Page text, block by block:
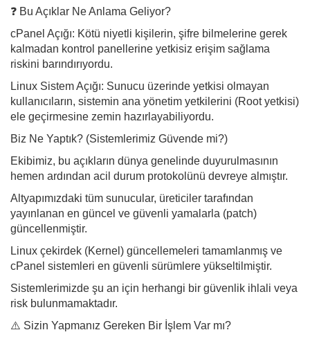
❓ Bu Açıklar Ne Anlama Geliyor?
cPanel Açığı: Kötü niyetli kişilerin, şifre bilmelerine gerek
kalmadan kontrol panellerine yetkisiz erişim sağlama
riskini barındırıyordu.
Linux Sistem Açığı: Sunucu üzerinde yetkisi olmayan
kullanıcıların, sistemin ana yönetim yetkilerini (Root yetkisi)
ele geçirmesine zemin hazırlayabiliyordu.
Biz Ne Yaptık? (Sistemlerimiz Güvende mi?)
Ekibimiz, bu açıkların dünya genelinde duyurulmasının
hemen ardından acil durum protokolünü devreye almıştır.
Altyapımızdaki tüm sunucular, üreticiler tarafından
yayınlanan en güncel ve güvenli yamalarla (patch)
güncellenmiştir.
Linux çekirdek (Kernel) güncellemeleri tamamlanmış ve
cPanel sistemleri en güvenli sürümlere yükseltilmiştir.
Sistemlerimizde şu an için herhangi bir güvenlik ihlali veya
risk bulunmamaktadır.
⚠️ Sizin Yapmanız Gereken Bir İşlem Var mı?